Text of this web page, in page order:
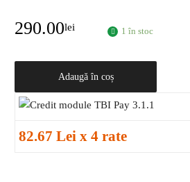
290.00lei 1 în stoc
Adaugă în coș
82.67 Lei x 4 rate